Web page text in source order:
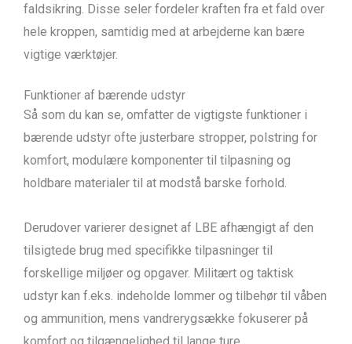
faldsikring. Disse seler fordeler kraften fra et fald over
hele kroppen, samtidig med at arbejderne kan bære
vigtige værktøjer.
Funktioner af bærende udstyr
Så som du kan se, omfatter de vigtigste funktioner i
bærende udstyr ofte justerbare stropper, polstring for
komfort, modulære komponenter til tilpasning og
holdbare materialer til at modstå barske forhold.
Derudover varierer designet af LBE afhængigt af den
tilsigtede brug med specifikke tilpasninger til
forskellige miljøer og opgaver. Militært og taktisk
udstyr kan f.eks. indeholde lommer og tilbehør til våben
og ammunition, mens vandrerygsække fokuserer på
komfort og tilgængelighed til lange ture.